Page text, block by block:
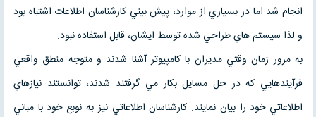
انجام شد اما در بسياري از موارد، پيش بيني كارشناسان اطلاعات اشتباه بود
و لذا سيستم هاي طراحي شده توسط ايشان، قابل استفاده نبود.
به مرور زمان وقتي مديران با كامپيوتر آشنا شدند و متوجه منطق واقعي
فرآيندهايي كه در حل مسايل بكار مي گرفتند شدند، توانستند نيازهاي
اطلاعاتي خود را بيان نمايند. كارشناسان اطلاعاتي نيز به نوبع خود با مباني